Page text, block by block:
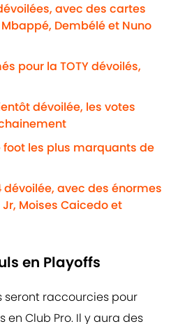
dévoilées, avec des cartes
Dembélé et Nuno
pour la TOTY dévoilés,
dévoilée, les votes
foot les plus marquants de
dévoilée, avec des énormes
Moises Caicedo et
en Playoffs
seront raccourcies pour
Club Pro. Il y aura des